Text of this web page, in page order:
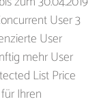
User 3
User
mehr User
List Price
Ihren